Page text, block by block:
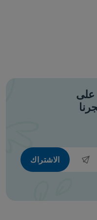
بيعت كل القطع
على
الاشتراك